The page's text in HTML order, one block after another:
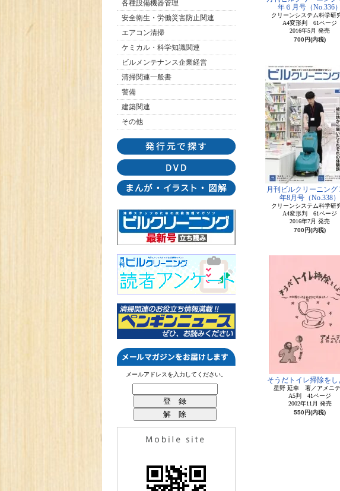
各種設備機器管理
安全衛生・労働災害防止関連
エアコン清掃
ケミカル・科学知識関連
ビルメンテナンス企業経営
清掃関連一般書
警備
建築関連
その他
メールアドレスを入力してください。
年６月号（No.336）
クリーンシステム科学研
A4変形判 61ページ
2016年5月 発売
700円(内税)
月刊ビルクリーニング
年8月号（No.338）
クリーンシステム科学研
A4変形判 61ページ
2016年7月 発売
700円(内税)
そうだトイレ掃除をし
星野 延幸 著／アメニテ
A5判 41ページ
2002年11月 発売
550円(内税)